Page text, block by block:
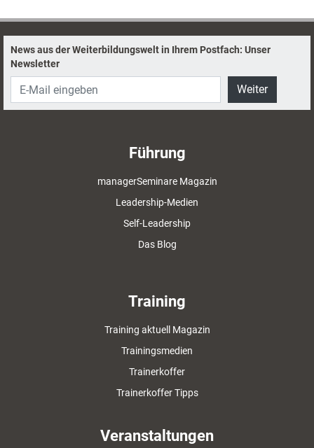
News aus der Weiterbildungswelt in Ihrem Postfach: Unser
Newsletter
Weiter
Führung
managerSeminare Magazin
Leadership-Medien
Self-Leadership
Das Blog
Training
Training aktuell Magazin
Trainingsmedien
Trainerkoffer
Trainerkoffer Tipps
Veranstaltungen